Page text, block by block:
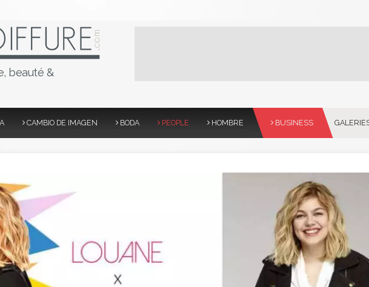
beauté &
CAMBIO DE IMAGEN BODA PEOPLE HOMBRE BUSINESS